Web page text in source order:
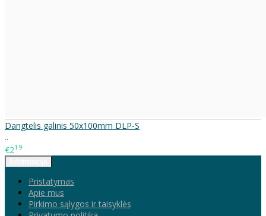
Dangtelis galinis 50x100mm DLP-S
..
€219
Pristatymas
Apie mus
Pirkimo sąlygos ir taisyklės